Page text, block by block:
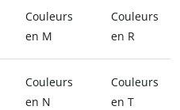
Couleurs
en M
Couleurs
en R
Couleurs
en N
Couleurs
en T